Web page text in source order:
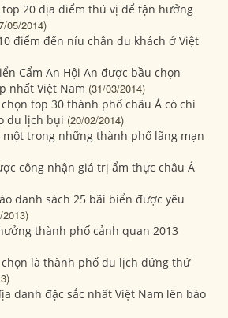
20 địa điểm thú vị để tận hưởng
05/2014)
điểm đến níu chân du khách ở Việt
Cẩm An Hội An được bầu chọn
nhất Việt Nam (31/03/2014)
top 30 thành phố châu Á có chi
du lịch bụi (20/02/2014)
một trong những thành phố lãng mạn
công nhận giá trị ẩm thực châu Á
danh sách 25 bãi biển được yêu
2013)
thành phố cảnh quan 2013
là thành phố du lịch đứng thứ
danh đặc sắc nhất Việt Nam lên báo